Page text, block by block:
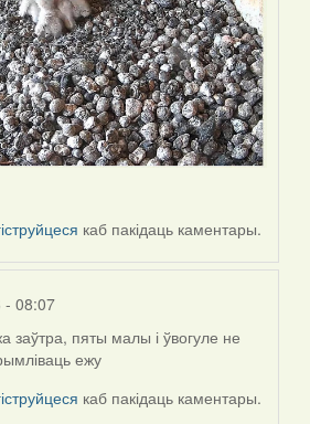
каб пакідаць каментары.
- 08:07
заўтра, пяты малы і ўвогуле не
ежу
каб пакідаць каментары.